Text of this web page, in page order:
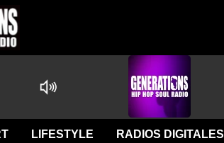
LIFESTYLE RADIOS DIGITALES